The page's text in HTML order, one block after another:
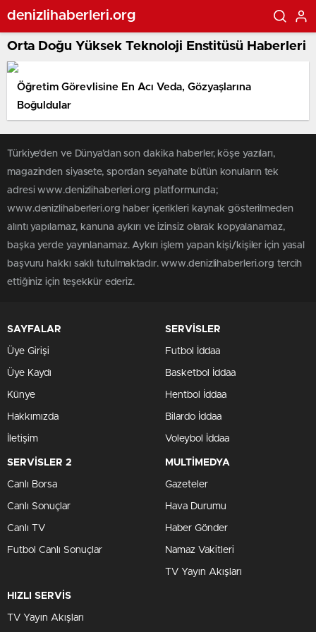
denizlihaberleri.org
Orta Doğu Yüksek Teknoloji Enstitüsü Haberleri
Öğretim Görevlisine En Acı Veda, Gözyaşlarına
Boğuldular
Türkiye'den ve Dünya’dan son dakika haberler, köşe yazıları,
magazinden siyasete, spordan seyahate bütün konuların tek
adresi www.denizlihaberleri.org platformunda;
www.denizlihaberleri.org haber içerikleri kaynak gösterilmeden
alıntı yapılamaz, kanuna aykırı ve izinsiz olarak kopyalanamaz,
başka yerde yayınlanamaz. Aykırı işlem yapan kişi/kişiler için yasal
başvuru hakkı saklı tutulmaktadır. www.denizlihaberleri.org tercih
ettiğiniz için teşekkür ederiz.
SAYFALAR
Üye Girişi
Üye Kaydı
Künye
Hakkımızda
İletişim
SERVİSLER
Futbol İddaa
Basketbol İddaa
Hentbol İddaa
Bilardo İddaa
Voleybol İddaa
SERVİSLER 2
Canlı Borsa
Canlı Sonuçlar
Canlı TV
Futbol Canlı Sonuçlar
MULTİMEDYA
Gazeteler
Hava Durumu
Haber Gönder
Namaz Vakitleri
TV Yayın Akışları
HIZLI SERVİS
TV Yayın Akışları